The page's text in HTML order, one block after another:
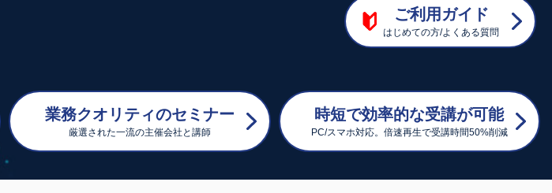
ご利用ガイド
はじめての方/よくある質問
業務クオリティのセミナー
厳選された一流の主催会社と講師
時短で効率的な受講が可能
PC/スマホ対応。倍速再生で受講時間50%削減